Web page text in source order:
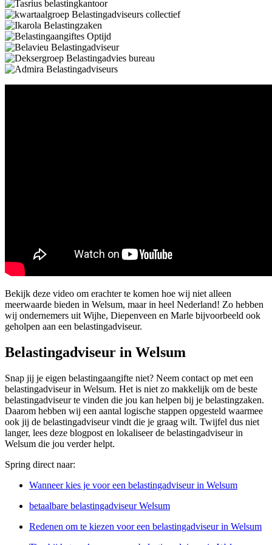
Bekijk deze video om erachter te komen hoe wij niet alleen
meerwaarde bieden in Welsum, maar in heel Nederland! Zo hebben
wij ondernemers uit Wijhe, Diepenveen en Marle bijvoorbeeld ook
geholpen aan een belastingadviseur.
Belastingadviseur in Welsum
Snap jij je eigen belastingaangifte niet? Neem contact op met een
belastingadviseur in Welsum. Het is niet zo makkelijk om de beste
belastingadviseur te vinden die jou kan helpen bij je belastingzaken.
Daarom hebben wij een aantal logische stappen opgesteld waarmee
ook jij de belastingadviseur vindt die je graag wilt. Twijfel dus niet
langer, lees deze blogpost en lokaliseer de belastingadviseur in
Welsum die jou verder helpt.
Spring direct naar:
Wanneer kies je voor een belastingadviseur in Welsum
betaalbare belastingadviseur Welsum
Redenen om te kiezen voor een belastingadviseur in Welsum